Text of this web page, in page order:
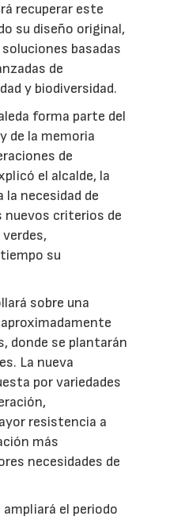
recuperar este
su diseño original,
basadas
de
y biodiversidad.
forma parte del
de la memoria
de
el alcalde, la
necesidad de
nuevos criterios de
su
sobre una
donde se plantarán
La nueva
por variedades
resistencia a
más
necesidades de
el periodo